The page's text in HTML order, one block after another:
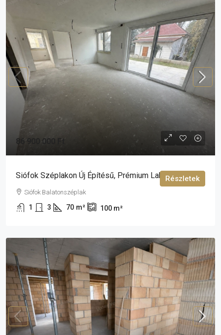
86 900 000 Ft
Siófok Széplakon Új Építésű, Prémium Lakás Eladó!
Siófok Balatonszéplak
1 3 70 m² 100 m²
Részletek